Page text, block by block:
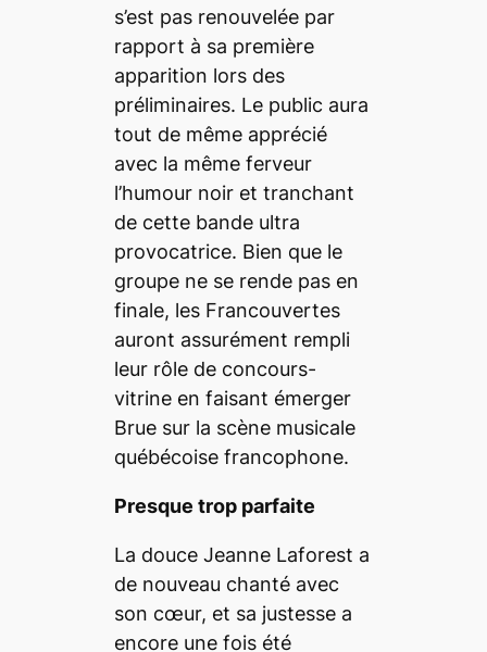
s’est pas renouvelée par
rapport à sa première
apparition lors des
préliminaires. Le public aura
tout de même apprécié
avec la même ferveur
l’humour noir et tranchant
de cette bande ultra
provocatrice. Bien que le
groupe ne se rende pas en
finale, les Francouvertes
auront assurément rempli
leur rôle de concours-
vitrine en faisant émerger
Brue sur la scène musicale
québécoise francophone.
Presque trop parfaite
La douce Jeanne Laforest a
de nouveau chanté avec
son cœur, et sa justesse a
encore une fois été